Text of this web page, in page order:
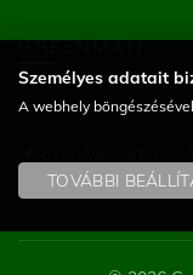
GREENMAN
Greenman Kft.
(Figyelem! Telephelyünk
Személyes adatait
A webhely
TOVÁBBI